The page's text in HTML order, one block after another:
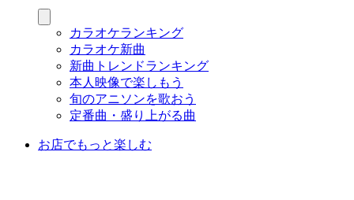
カラオケランキング
カラオケ新曲
新曲トレンドランキング
本人映像で楽しもう
旬のアニソンを歌おう
定番曲・盛り上がる曲
お店でもっと楽しむ